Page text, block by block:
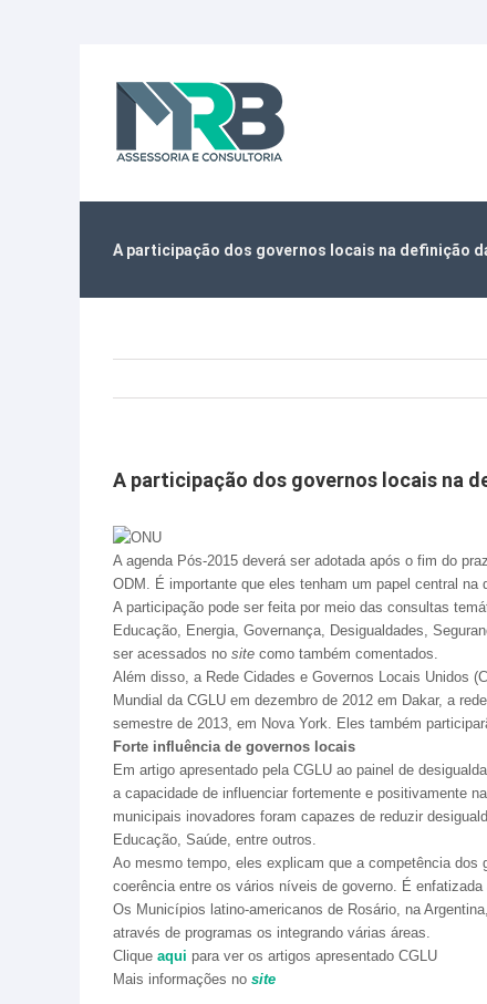
A participação dos governos locais na definição
A participação dos governos locais na
A agenda Pós-2015 deverá ser adotada após o fim do
ODM. É importante que eles tenham um papel central na
A participação pode ser feita por meio das consultas
Educação, Energia, Governança, Desigualdades,
ser acessados no site como também comentados.
Além disso, a Rede Cidades e Governos Locais Unidos
Mundial da CGLU em dezembro de 2012 em Dakar, a
semestre de 2013, em Nova York. Eles também
Forte influência de governos locais
Em artigo apresentado pela CGLU ao painel de
a capacidade de influenciar fortemente e positivamente
municipais inovadores foram capazes de reduzir
Educação, Saúde, entre outros.
Ao mesmo tempo, eles explicam que a competência dos
coerência entre os vários níveis de governo. É
Os Municípios latino-americanos de Rosário, na
através de programas os integrando várias áreas.
Clique aqui para ver os artigos apresentado CGLU
Mais informações no site